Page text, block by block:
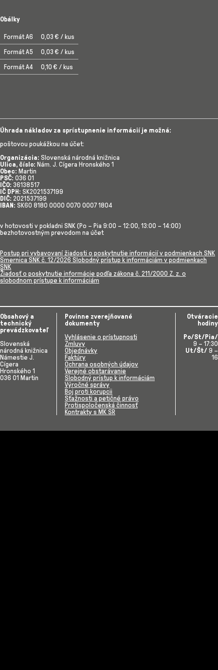
Obálky
Formát A6
0,03 € / kus
Formát A5
0,03 € / kus
Formát A4
0,10 € / kus
Úhrada nákladov za sprístupnenie informácií je možná:
poštovou poukážkou na účet:
Organizácia: Slovenská národná knižnica
Ulica, číslo: Nám. J. Cígera Hronského 1
Obec:Martin
PSČ: 036 01
IČO: 36138517
IČ DPH: SK2021537199
DIČ: 2021537199
IBAN: SK60 8180 0000 0070 0007 1804
v hotovosti v pokladni SNK (Po – Pia 9:00 – 12:00, 13:00 – 14:00)
bezhotovostným prevodom na účet
Postup pri vybavovaní žiadosti o poskytnutie informácií v podmienkach SNK
Smernica SNK č. 12/2026 Slobodný prístup k informáciám v podmienkach
SNK
Žiadosť o poskytnutie informácie podľa zákona č. 211/2000 Z. z. o
slobodnom prístupe k informáciám
Obsahový a
technický
prevádzkovateľ
Slovenská
národná knižnica
Námestie J.
Cígera
Hronského 1
036 01 Martin
Povinne zverejňované
dokumenty
Vyhlásenie o prístupnosti
Zmluvy
Objednávky
Faktúry
Ochrana osobných údajov
Verejné obstarávanie
Slobodný prístup k informáciám
Výročné správy
Boj proti korupcii
Sťažnosti a petičné právo
Protispoločenská činnosť
Kontrakty s MK SR
Otváracie
hodiny
Po/St/Pia/
9 – 17:30
Ut/Št/ 9 –
16